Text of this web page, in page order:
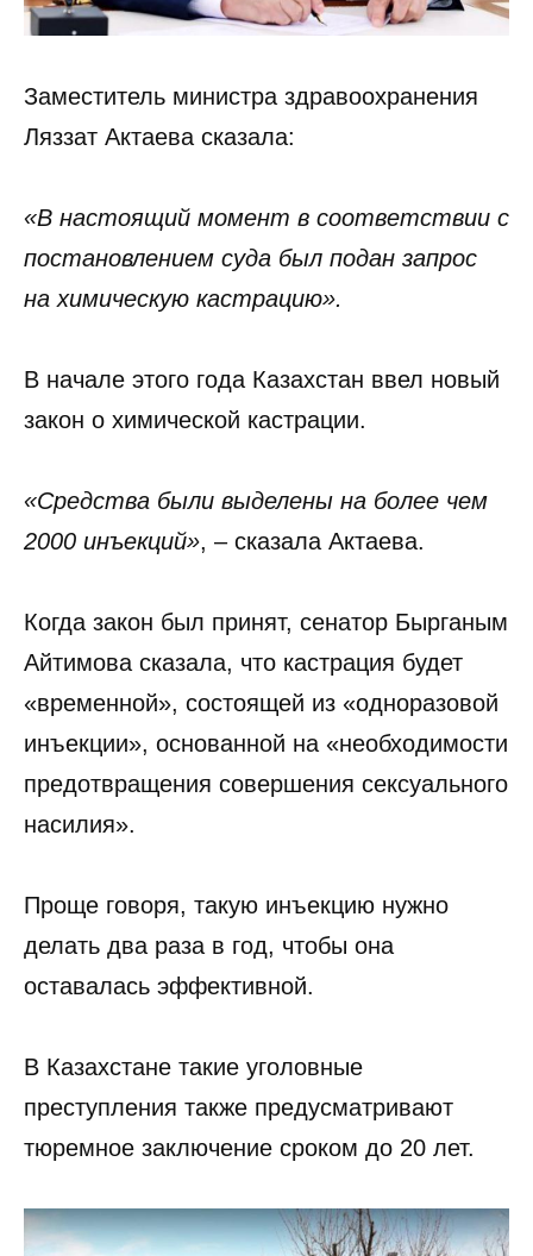
Заместитель министра здравоохранения
Ляззат Актаева сказала:
«В настоящий момент в соответствии с
постановлением суда был подан запрос
на химическую кастрацию».
В начале этого года Казахстан ввел новый
закон о химической кастрации.
«Средства были выделены на более чем
2000 инъекций», – сказала Актаева.
Когда закон был принят, сенатор Бырганым
Айтимова сказала, что кастрация будет
«временной», состоящей из «одноразовой
инъекции», основанной на «необходимости
предотвращения совершения сексуального
насилия».
Проще говоря, такую инъекцию нужно
делать два раза в год, чтобы она
оставалась эффективной.
В Казахстане такие уголовные
преступления также предусматривают
тюремное заключение сроком до 20 лет.